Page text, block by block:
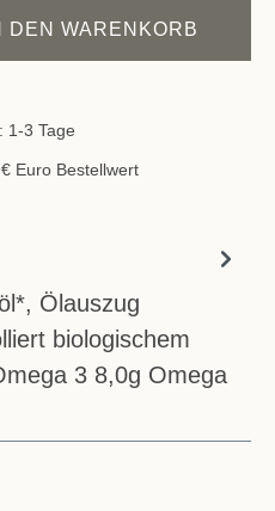
den gewünschten
DEN WARENKORB
1-3 Tage
Euro Bestellwert
Ölauszug
biologischem
3 8,0g Omega